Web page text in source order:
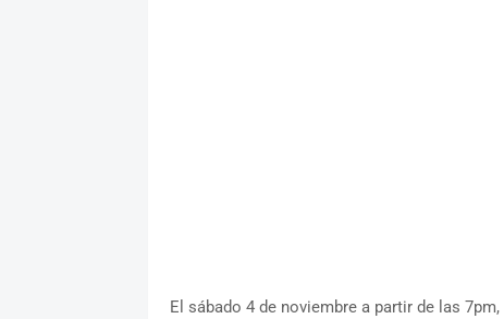
El sábado 4 de noviembre a partir de las 7pm,